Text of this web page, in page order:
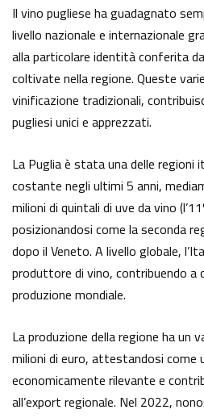
Il vino pugliese ha guadagnato
livello nazionale e internazionale
alla particolare identità conferita
coltivate nella regione. Queste
vinificazione tradizionali,
pugliesi unici e apprezzati.
La Puglia è stata una delle regioni
costante negli ultimi 5 anni,
milioni di quintali di uve da vino
posizionandosi come la seconda
dopo il Veneto. A livello globale,
produttore di vino, contribuendo a
produzione mondiale.
La produzione della regione ha un
milioni di euro, attestandosi come
economicamente rilevante e
all’export regionale. Nel 2022,